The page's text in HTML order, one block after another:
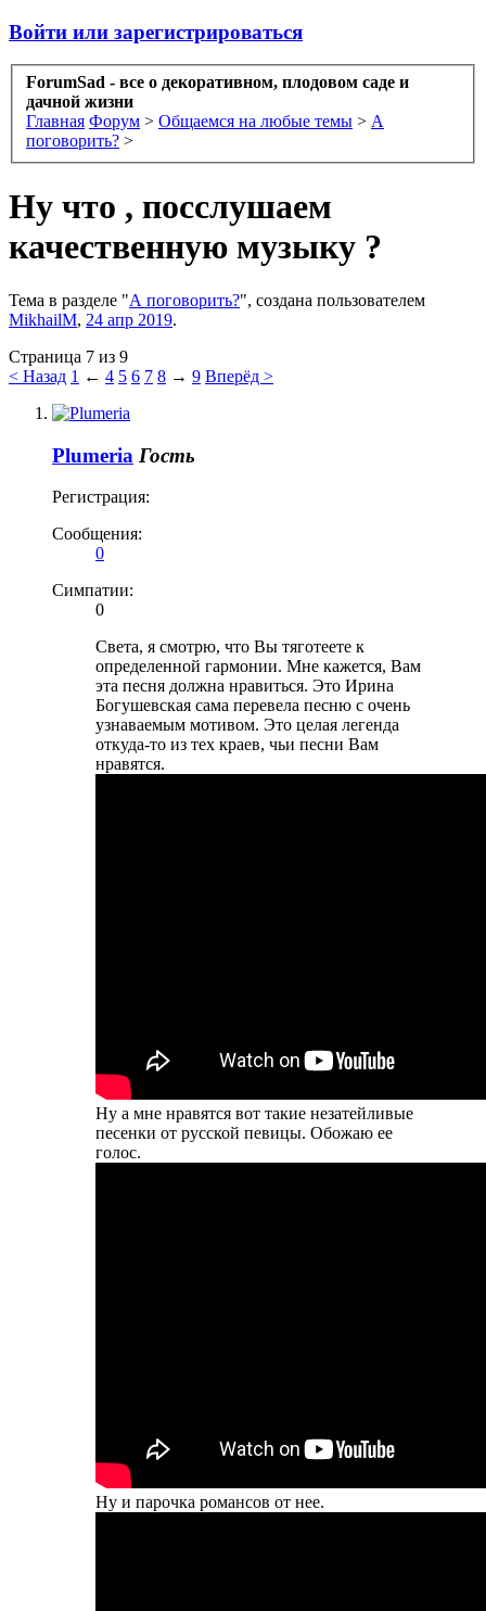
Войти или зарегистрироваться
ForumSad - все о декоративном, плодовом саде и
дачной жизни
Главная Форум > Общаемся на любые темы > А
поговорить? >
Ну что , посслушаем
качественную музыку ?
Тема в разделе "А поговорить?", создана пользователем
MikhailM, 24 апр 2019.
Страница 7 из 9
< Назад 1 ← 4 5 6 7 8 → 9 Вперёд >
Plumeria Гость
Регистрация:
Сообщения:
0
Симпатии:
0
Света, я смотрю, что Вы тяготеете к
определенной гармонии. Мне кажется, Вам
эта песня должна нравиться. Это Ирина
Богушевская сама перевела песню с очень
узнаваемым мотивом. Это целая легенда
откуда-то из тех краев, чьи песни Вам
нравятся.
Ну а мне нравятся вот такие незатейливые
песенки от русской певицы. Обожаю ее
голос.
Ну и парочка романсов от нее.